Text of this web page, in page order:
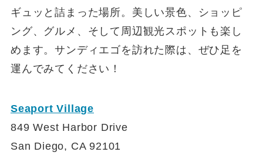
ギュッと詰まった場所。美しい景色、ショッピ
ング、グルメ、そして周辺観光スポットも楽し
めます。サンディエゴを訪れた際は、ぜひ足を
運んでみてください！
Seaport Village
849 West Harbor Drive
San Diego, CA 92101